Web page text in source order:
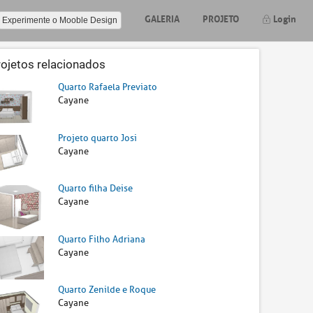
Experimente o Mooble Design GALERIA PROJETO Login
relacionados
Quarto Rafaela Previato
Cayane
Projeto quarto Josi
Cayane
Quarto filha Deise
Cayane
Quarto Filho Adriana
Cayane
Quarto Zenilde e Roque
Cayane